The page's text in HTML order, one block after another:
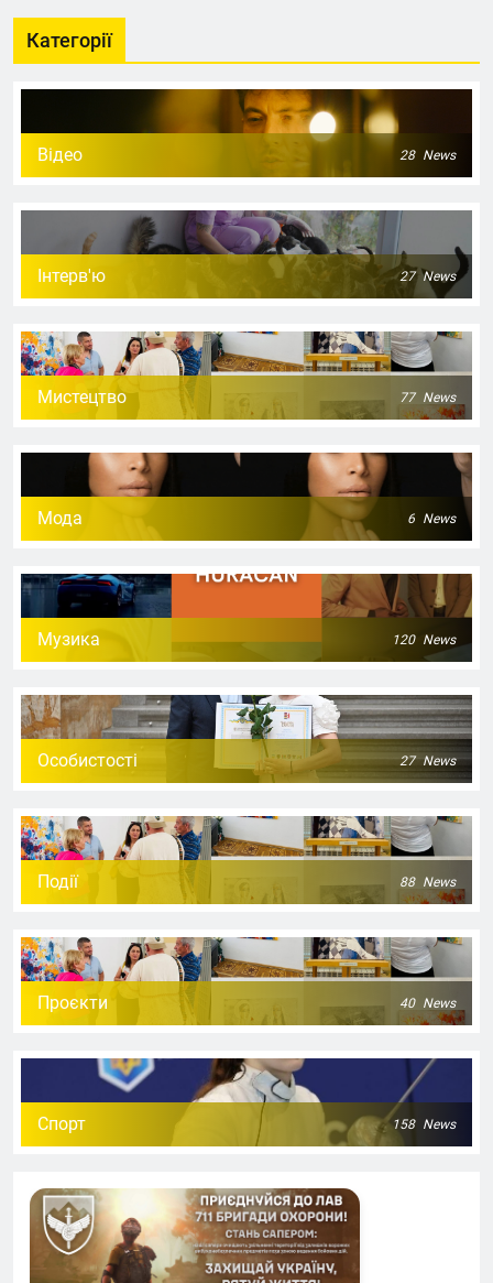
Категорії
Відео 28 News
Інтерв'ю 27 News
Мистецтво 77 News
Мода 6 News
Музика 120 News
Особистості 27 News
Події 88 News
Проєкти 40 News
Спорт 158 News